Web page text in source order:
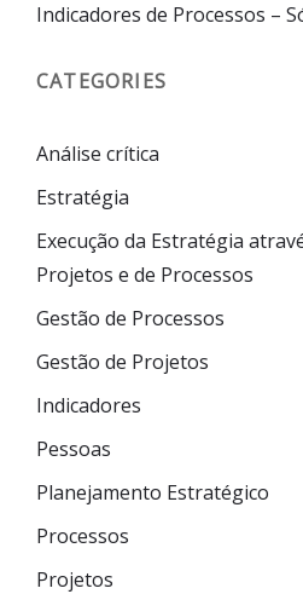
Indicadores de Processos –
CATEGORIES
Análise crítica
Estratégia
Execução da Estratégia
Projetos e de Processos
Gestão de Processos
Gestão de Projetos
Indicadores
Pessoas
Planejamento Estratégico
Processos
Projetos